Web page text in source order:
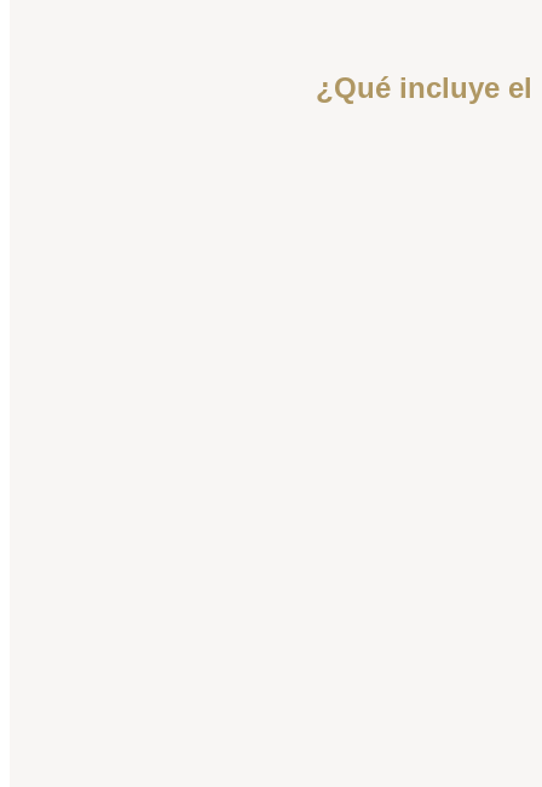
¿Qué incluye el